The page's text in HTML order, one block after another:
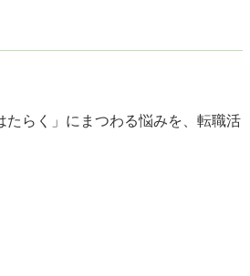
たらく」にまつわる悩みを、転職活